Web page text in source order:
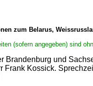
zum Belarus,
(sofern angegeben) sind
Brandenburg und
Frank Kossick.